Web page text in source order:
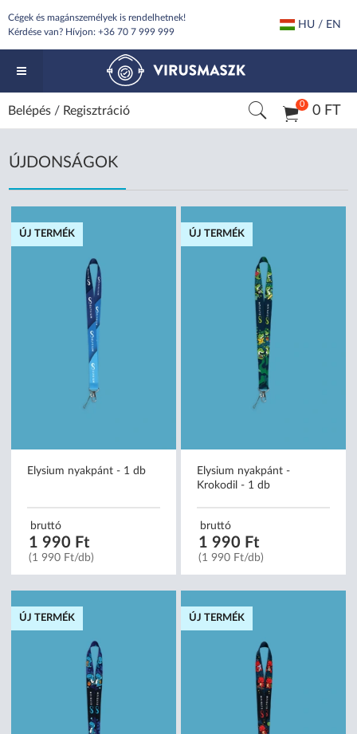
Cégek és magánszemélyek is rendelhetnek!
Kérdése van? Hívjon: +36 70 7 999 999
HU / EN
0 0 FT
Belépés / Regisztráció
ÚJDONSÁGOK
ÚJ TERMÉK
Elysium nyakpánt - 1 db
bruttó
1 990 Ft
(1 990 Ft/db)
ÚJ TERMÉK
Elysium nyakpánt -
Krokodil - 1 db
bruttó
1 990 Ft
(1 990 Ft/db)
ÚJ TERMÉK ÚJ TERMÉK